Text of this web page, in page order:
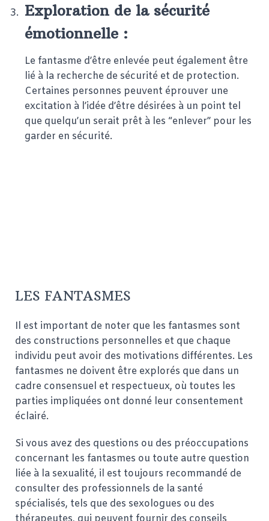
Exploration de la sécurité
émotionnelle :
Le fantasme d’être enlevée peut également être
lié à la recherche de sécurité et de protection.
Certaines personnes peuvent éprouver une
excitation à l’idée d’être désirées à un point tel
que quelqu’un serait prêt à les “enlever” pour les
garder en sécurité.
LES FANTASMES
Il est important de noter que les fantasmes sont
des constructions personnelles et que chaque
individu peut avoir des motivations différentes. Les
fantasmes ne doivent être explorés que dans un
cadre consensuel et respectueux, où toutes les
parties impliquées ont donné leur consentement
éclairé.
Si vous avez des questions ou des préoccupations
concernant les fantasmes ou toute autre question
liée à la sexualité, il est toujours recommandé de
consulter des professionnels de la santé
spécialisés, tels que des sexologues ou des